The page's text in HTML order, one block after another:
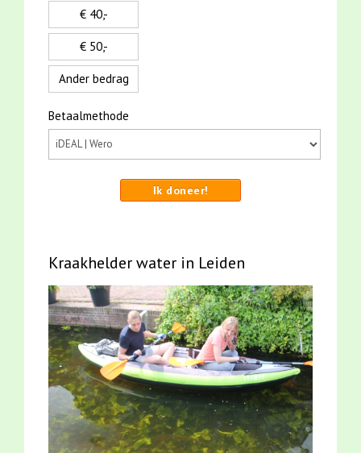
€ 40,-
€ 50,-
Ander bedrag
Betaalmethode
Ik doneer!
Kraakhelder water in Leiden